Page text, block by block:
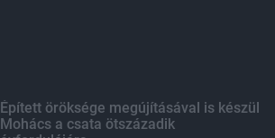
Épített öröksége megújításával is készül
Mohács a csata ötszázadik